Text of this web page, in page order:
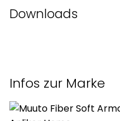
Höhe 46
Downloads
Infos zur Marke